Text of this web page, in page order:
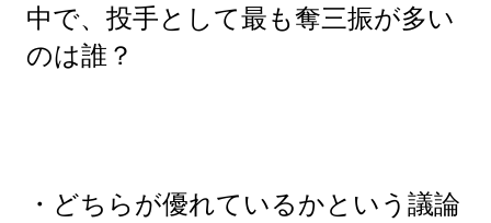
中で、投手として最も奪三振が多い
のは誰？
・どちらが優れているかという議論